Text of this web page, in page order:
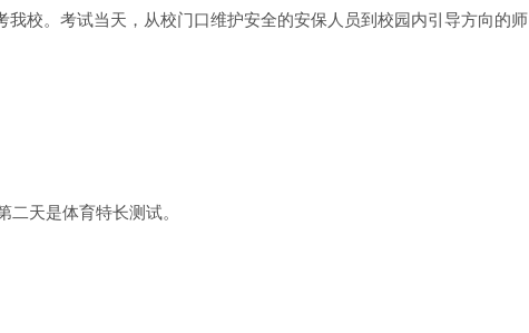
校。考试当天，从校门口维护安全的安保人员到校园内引导方向的师
天是体育特长测试。